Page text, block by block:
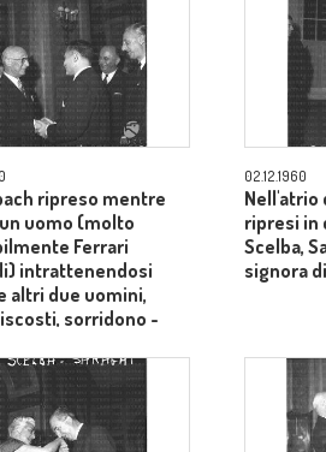
ripreso mentre
uomo (molto
Ferrari
intrattenendosi
altri due uomini,
sorridono -
02.12.1960
Nell'atrio
ripresi in
Scelba,
signora